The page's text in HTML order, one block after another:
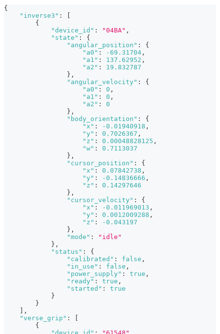
{
"inverse3" :
{
"device_id" : "04BA" ,
"state" :
{
"angular_position" :
{
"a0" : -69.31704 ,
"a1" : 137.62952 ,
"a2" :
19.832787
} ,
"angular_velocity" :
{
"a0" : 0 ,
"a1" : 0 ,
"a2" :
0
} ,
"body_orientation" :
{
"x" : -0.01940918 ,
"y" : 0.7026367 ,
"z" : 0.00048828125 ,
"w" :
0.7113037
} ,
"cursor_position" :
{
"x" : 0.07842738 ,
"y" : -0.14836666 ,
"z" :
0.14297646
} ,
"cursor_velocity" :
{
"x" : -0.011969013 ,
"y" : 0.0012009288 ,
"z" :
-0.043197
} ,
"mode" :
"idle"
} ,
"status" :
{
"calibrated" : false ,
"in_use" : false ,
"power_supply" : true ,
"ready" : true ,
"started" :
true
}
}
,
"verse_grip" :
{